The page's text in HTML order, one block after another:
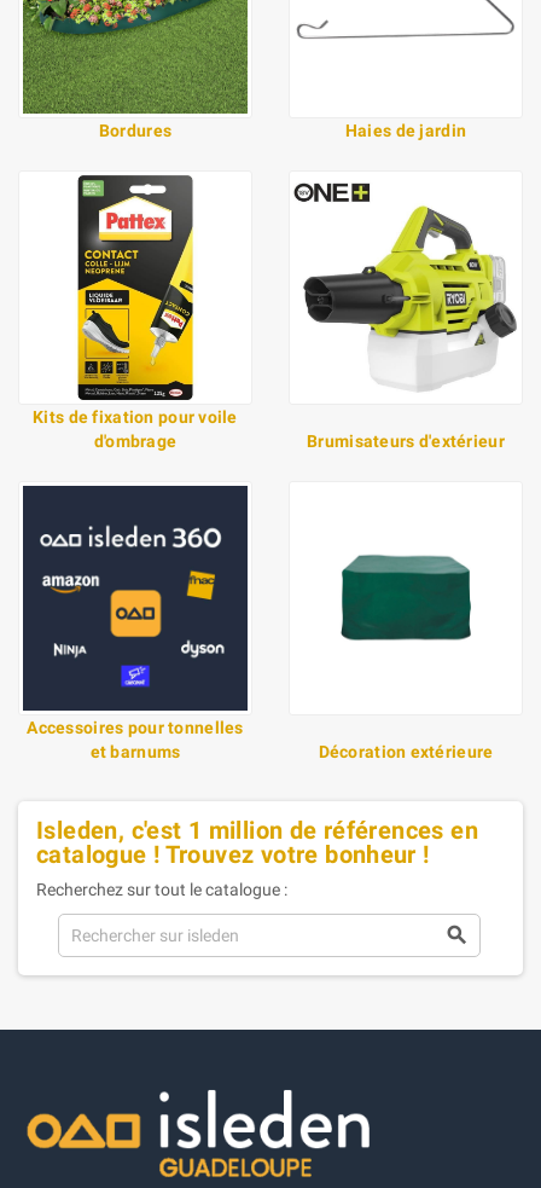
Bordures Haies de jardin
Kits de fixation pour voile
d'ombrage
Brumisateurs d'extérieur
Accessoires pour tonnelles
et barnums
Décoration extérieure
Isleden, c'est 1 million de références en
catalogue ! Trouvez votre bonheur !
Recherchez sur tout le catalogue :
